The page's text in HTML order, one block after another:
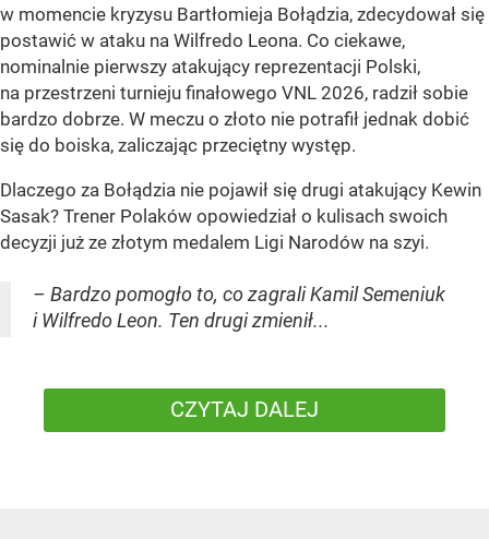
w momencie kryzysu Bartłomieja Bołądzia, zdecydował się
postawić w ataku na Wilfredo Leona. Co ciekawe,
nominalnie pierwszy atakujący reprezentacji Polski,
na przestrzeni turnieju finałowego VNL 2026, radził sobie
bardzo dobrze. W meczu o złoto nie potrafił jednak dobić
się do boiska, zaliczając przeciętny występ.
Dlaczego za Bołądzia nie pojawił się drugi atakujący Kewin
Sasak? Trener Polaków opowiedział o kulisach swoich
decyzji już ze złotym medalem Ligi Narodów na szyi.
– Bardzo pomogło to, co zagrali Kamil Semeniuk
i Wilfredo Leon. Ten drugi zmienił...
CZYTAJ DALEJ